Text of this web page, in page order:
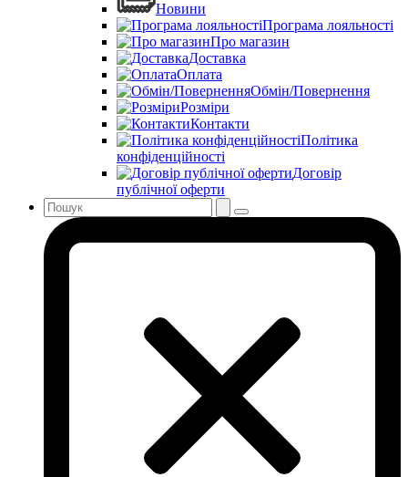
Новини
Програма лояльності
Про магазин
Доставка
Оплата
Обмін/Повернення
Розміри
Контакти
Політика
конфіденційності
Договір
публічної оферти